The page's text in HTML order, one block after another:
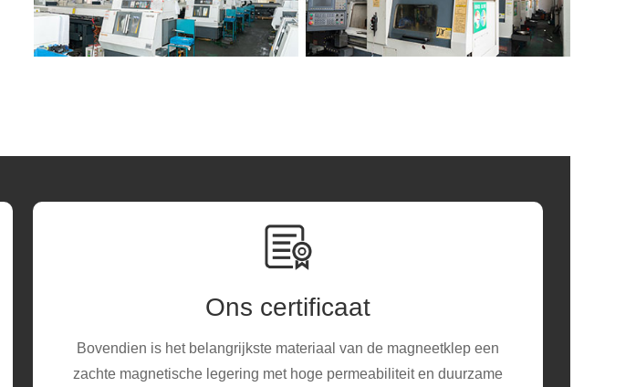
Ons certificaat
Bovendien is het belangrijkste materiaal van de magneetklep een
zachte magnetische legering met hoge permeabiliteit en duurzame